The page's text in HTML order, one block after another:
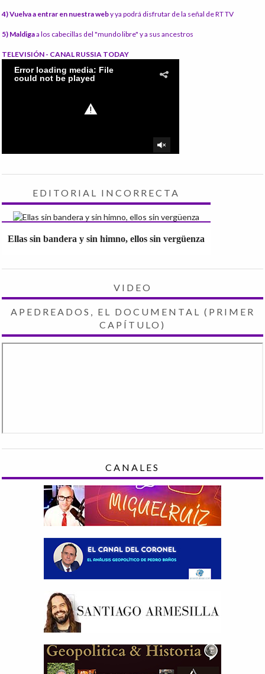
4) Vuelva a entrar en nuestra weby ya podrá disfrutar de la señal de RT TV
5) Maldigaa los cabecillas del "mundo libre" y a sus ancestros
TELEVISIÓN - CANAL RUSSIA TODAY
EDITORIAL INCORRECTA
Ellas sin bandera y sin himno, ellos sin vergüenza
VIDEO
APEDREADOS, EL DOCUMENTAL (PRIMER
CAPÍTULO)
CANALES